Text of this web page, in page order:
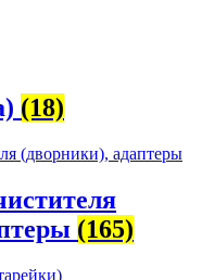
(18)
(165)